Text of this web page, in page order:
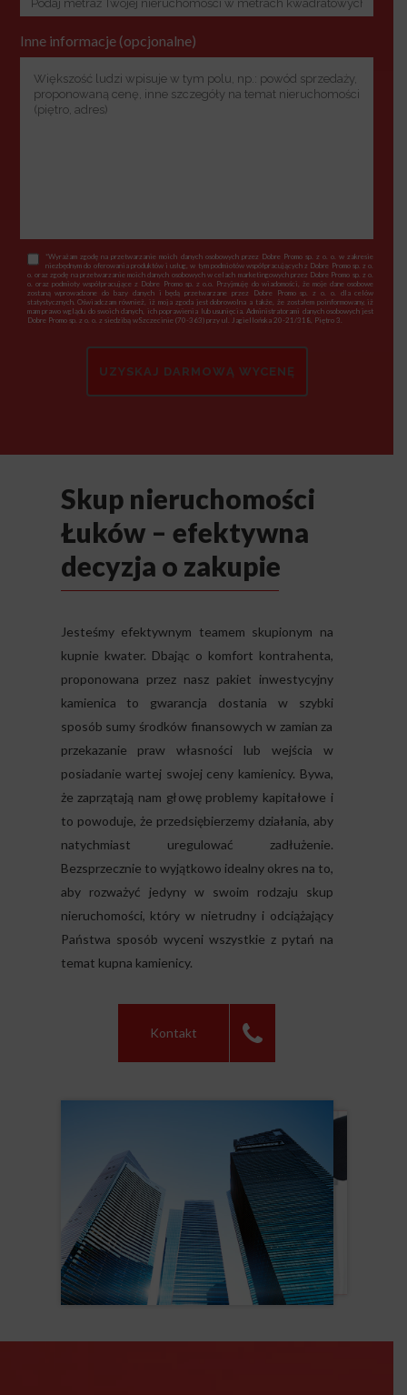
Inne informacje (opcjonalne)
*Wyrażam zgodę na przetwarzanie moich danych osobowych przez Dobre Promo sp. z o. o. w zakresie
niezbędnym do oferowania produktów i usług, w tym podmiotów współpracujących z Dobre Promo sp. z o.
o. oraz zgodę na przetwarzanie moich danych osobowych w celach marketingowych przez Dobre Promo sp. z o.
o. oraz podmioty współpracujące z Dobre Promo sp. z o.o. Przyjmuję do wiadomości, że moje dane osobowe
zostaną wprowadzone do bazy danych i będą przetwarzane przez Dobre Promo sp. z o. o. dla celów
statystycznych. Oświadczam również, iż moja zgoda jest dobrowolna a także, że zostałem poinformowany, iż
mam prawo wglądu do swoich danych, ich poprawienia lub usunięcia. Administratorami danych osobowych jest
Dobre Promo sp. z o. o. z siedzibą wSzczecinie (70-363) przy ul. Jagiellońska 20-21/318, Piętro 3.
Skup nieruchomości
Łuków – efektywna
decyzja o zakupie
Jesteśmy efektywnym teamem skupionym na
kupnie kwater. Dbając o komfort kontrahenta,
proponowana przez nasz pakiet inwestycyjny
kamienica to gwarancja dostania w szybki
sposób sumy środków finansowych w zamian za
przekazanie praw własności lub wejścia w
posiadanie wartej swojej ceny kamienicy. Bywa,
że zaprzątają nam głowę problemy kapitałowe i
to powoduje, że przedsiębierzemy działania, aby
natychmiast uregulować zadłużenie.
Bezsprzecznie to wyjątkowo idealny okres na to,
aby rozważyć jedyny w swoim rodzaju skup
nieruchomości, który w nietrudny i odciążający
Państwa sposób wyceni wszystkie z pytań na
temat kupna kamienicy.
Kontakt